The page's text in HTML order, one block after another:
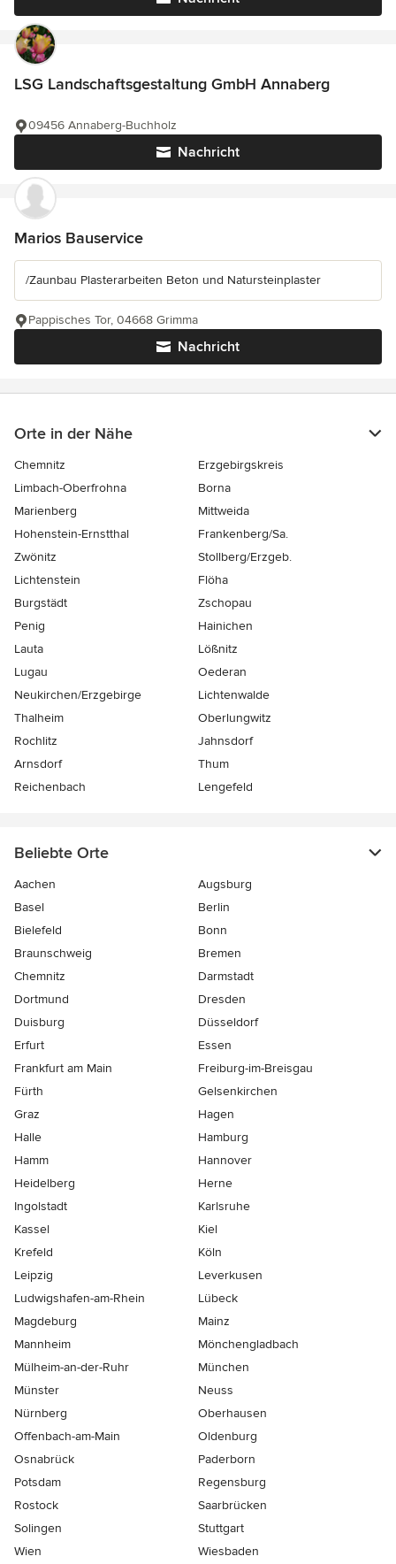
LSG Landschaftsgestaltung GmbH Annaberg
Nachricht
09456 Annaberg-Buchholz
Marios Bauservice
/Zaunbau Plasterarbeiten Beton und Natursteinplaster
Nachricht
Pappisches Tor, 04668 Grimma
Orte in der Nähe
Chemnitz
Erzgebirgskreis
Limbach-Oberfrohna
Borna
Marienberg
Mittweida
Hohenstein-Ernstthal
Frankenberg/Sa.
Zwönitz
Stollberg/Erzgeb.
Lichtenstein
Flöha
Burgstädt
Zschopau
Penig
Hainichen
Lauta
Lößnitz
Lugau
Oederan
Neukirchen/Erzgebirge
Lichtenwalde
Thalheim
Oberlungwitz
Rochlitz
Jahnsdorf
Arnsdorf
Thum
Reichenbach
Lengefeld
Beliebte Orte
Aachen
Augsburg
Basel
Berlin
Bielefeld
Bonn
Braunschweig
Bremen
Chemnitz
Darmstadt
Dortmund
Dresden
Duisburg
Düsseldorf
Erfurt
Essen
Frankfurt am Main
Freiburg-im-Breisgau
Fürth
Gelsenkirchen
Graz
Hagen
Halle
Hamburg
Hamm
Hannover
Heidelberg
Herne
Ingolstadt
Karlsruhe
Kassel
Kiel
Krefeld
Köln
Leipzig
Leverkusen
Ludwigshafen-am-Rhein
Lübeck
Magdeburg
Mainz
Mannheim
Mönchen­gladbach
Mülheim-an-der-Ruhr
München
Münster
Neuss
Nürnberg
Oberhausen
Offenbach-am-Main
Oldenburg
Osnabrück
Paderborn
Potsdam
Regensburg
Rostock
Saarbrücken
Solingen
Stuttgart
Wien
Wiesbaden